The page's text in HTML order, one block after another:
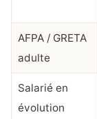
AFPA / GRETA
adulte
Salarié en
évolution